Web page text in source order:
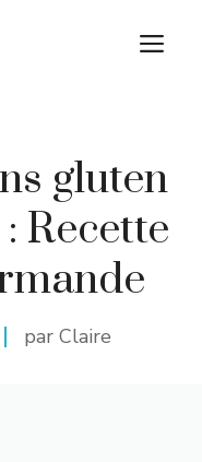
gluten
Recette
par Claire